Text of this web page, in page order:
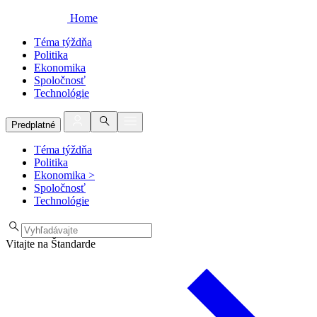
Home
Téma týždňa
Politika
Ekonomika
Spoločnosť
Technológie
Predplatné
Téma týždňa
Politika
Ekonomika >
Spoločnosť
Technológie
Vitajte na Štandarde